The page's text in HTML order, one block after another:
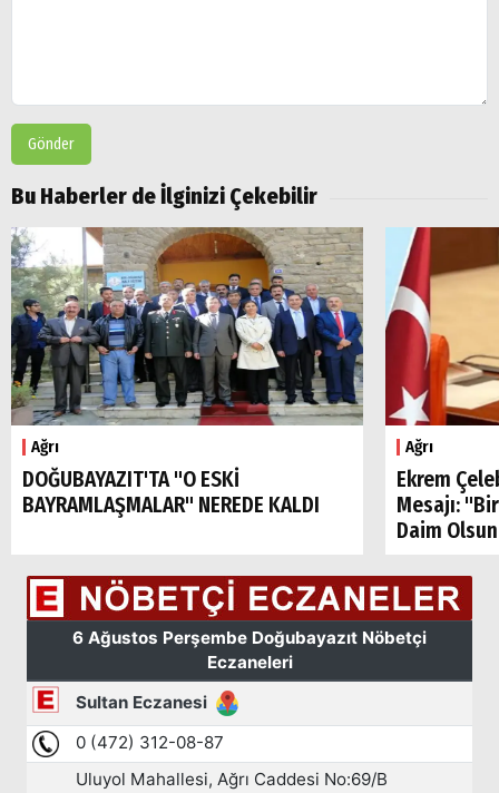
Gönder
Bu Haberler de İlginizi Çekebilir
Ağrı
DOĞUBAYAZIT'TA "O ESKİ
BAYRAMLAŞMALAR" NEREDE KALDI
Ağrı
Ekrem
Mesajı:
Daim
Arama